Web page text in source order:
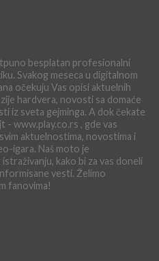
besplatan profesionalni
Svakog meseca u digitalnom
očekuju Vas opisi aktuelnih
hardvera, novosti sa domaće
iz sveta gejminga. A dok čekate
- www.play.co.rs , gde vas
aktuelnostima, novostima i
igara. Naš moto je
kako bi za vas doneli
vesti. Želimo
fanovima!